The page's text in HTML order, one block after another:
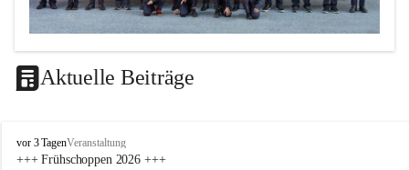
Aktuelle Beiträge
F
F
vor 3 TagenVeranstaltung
+++ Frühschoppen 2026 +++